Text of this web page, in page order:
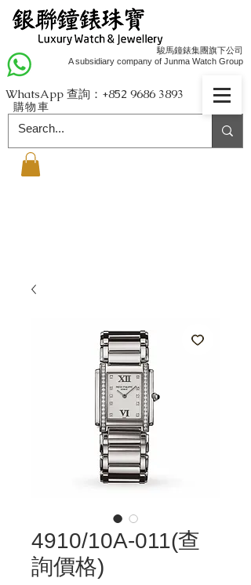
駿馬鐘錶集團旗下公司
A subsidiary company of Junma Watch Group
購物車
WhatsApp 查詢：+852 9686 3893
4910/10A-011(查
詢價格)